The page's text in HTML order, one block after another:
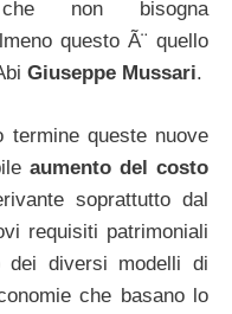
non bisogna
questo Ã¨ quello
Giuseppe Mussari.
queste nuove
aumento del costo
soprattutto dal
requisiti patrimoniali
dei diversi modelli di
che basano lo